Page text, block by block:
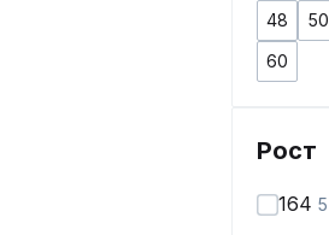
48 50
60
Рост
164 5